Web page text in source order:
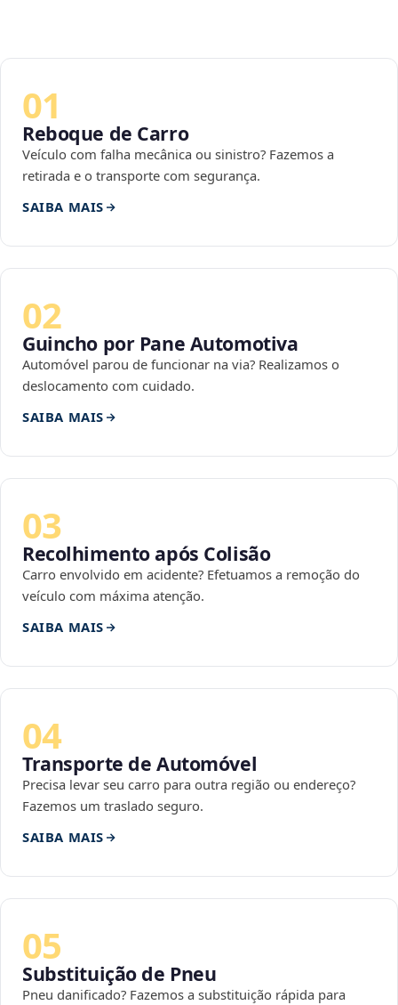
01
Reboque de Carro
Veículo com falha mecânica ou sinistro? Fazemos a
retirada e o transporte com segurança.
SAIBA MAIS
02
Guincho por Pane Automotiva
Automóvel parou de funcionar na via? Realizamos o
deslocamento com cuidado.
SAIBA MAIS
03
Recolhimento após Colisão
Carro envolvido em acidente? Efetuamos a remoção do
veículo com máxima atenção.
SAIBA MAIS
04
Transporte de Automóvel
Precisa levar seu carro para outra região ou endereço?
Fazemos um traslado seguro.
SAIBA MAIS
05
Substituição de Pneu
Pneu danificado? Fazemos a substituição rápida para